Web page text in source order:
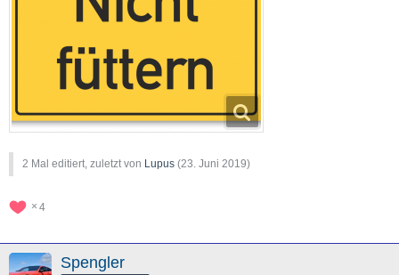
2 Mal editiert, zuletzt von Lupus (23. Juni 2019)
4
Spengler